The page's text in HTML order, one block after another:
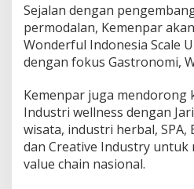
Sejalan dengan
permodalan, Kemenpar
Wonderful Indonesia Scale
dengan fokus Gastronomi,
Kemenpar juga mendorong
Industri wellness dengan
wisata, industri herbal, SPA,
dan Creative Industry untuk
value chain nasional.